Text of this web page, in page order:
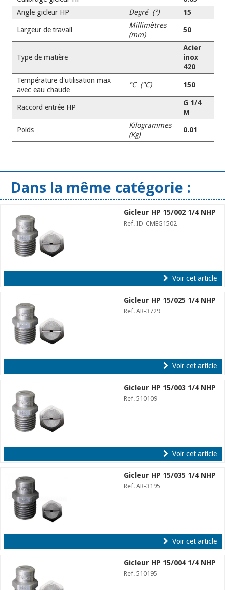
Angle gicleur HP
Degré (°) 15
Largeur de travail
Millimètres
(mm)
50
Type de matière
Acier
inox
420
Température d'utilisation max
avec eau chaude
°C (°C) 150
Raccord entrée HP
G 1/4
M
Poids
Kilogrammes
(Kg)
0.01
Dans la même catégorie :
Gicleur HP 15/002 1/4 NHP
Ref. ID-CMEG1502
Voir cet article
Gicleur HP 15/025 1/4 NHP
Ref. AR-3729
Voir cet article
Gicleur HP 15/003 1/4 NHP
Ref. 510109
Voir cet article
Gicleur HP 15/035 1/4 NHP
Ref. AR-3195
Voir cet article
Gicleur HP 15/004 1/4 NHP
Ref. 510195